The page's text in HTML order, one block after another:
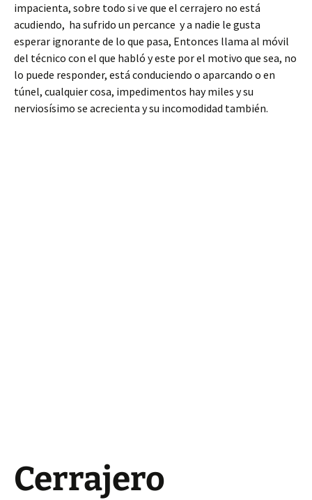
impacienta, sobre todo si ve que el cerrajero no está
acudiendo, ha sufrido un percance y a nadie le gusta
esperar ignorante de lo que pasa, Entonces llama al móvil
del técnico con el que habló y este por el motivo que sea, no
lo puede responder, está conduciendo o aparcando o en
túnel, cualquier cosa, impedimentos hay miles y su
nerviosísimo se acrecienta y su incomodidad también.
Cerrajero